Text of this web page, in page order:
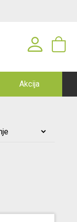
lozinka?
Akcija